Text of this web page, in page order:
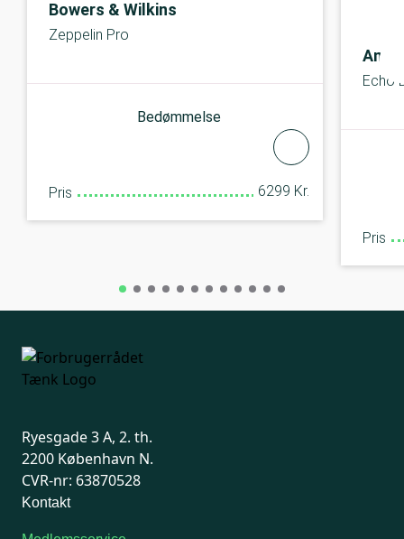
Bowers & Wilkins
Zeppelin Pro
Bedømmelse
Pris 6299 Kr.
Echo
Pris
Ryesgade 3 A, 2. th.
2200 København N.
CVR-nr: 63870528
Kontakt